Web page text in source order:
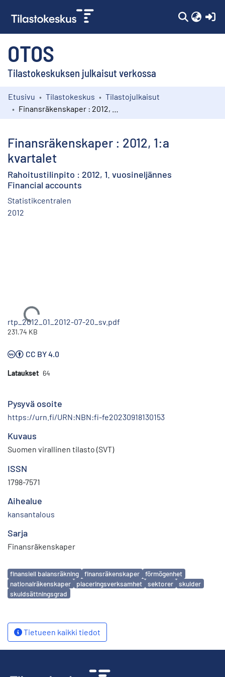
OTOS
Tilastokeskuksen julkaisut verkossa
Kokoelmat
Etusivu Tilastokeskus
Tilastojulkaisut
Finansräkenskaper : 2012, 1:a
kvartalet
Rahoitustilinpito : 2012, 1. vuosineljännes
Financial accounts
Statistikcentralen
2012
Ladataan...
rtp_2012_01_2012-07-20_sv.pdf
231.74 KB
CC BY 4.0
Lataukset 64
Pysyvä osoite
https://urn.fi/URN:NBN:fi-fe20230918130153
Kuvaus
Suomen virallinen tilasto (SVT)
ISSN
1798-7571
Aihealue
kansantalous
Sarja
Finansräkenskaper
Avainsanat
finansiell balansräkning finansräkenskaper
förmögenhet
nationalräkenskaper
placeringsverksamhet sektorer
skulder
skuldsättningsgrad
Tietueen kaikki tiedot